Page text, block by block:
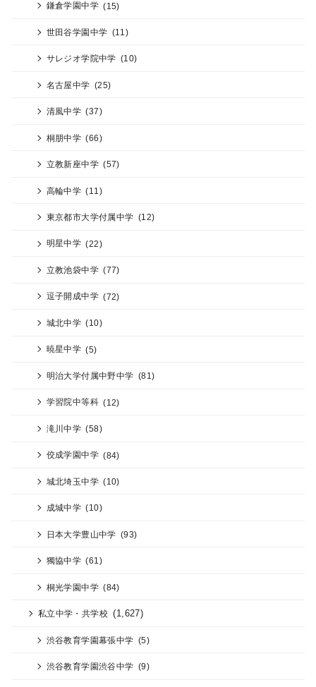
鎌倉学園中学 (15)
世田谷学園中学 (11)
サレジオ学院中学 (10)
名古屋中学 (25)
清風中学 (37)
桐朋中学 (66)
立教新座中学 (57)
高輪中学 (11)
東京都市大学付属中学 (12)
明星中学 (22)
立教池袋中学 (77)
逗子開成中学 (72)
城北中学 (10)
暁星中学 (5)
明治大学付属中野中学 (81)
学習院中等科 (12)
滝川中学 (58)
佼成学園中学 (84)
城北埼玉中学 (10)
成城中学 (10)
日本大学豊山中学 (93)
獨協中学 (61)
桐光学園中学 (84)
私立中学・共学校 (1,627)
渋谷教育学園幕張中学 (5)
渋谷教育学園渋谷中学 (9)